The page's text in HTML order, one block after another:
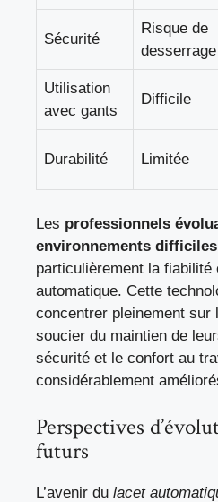
Sécurité
Risque de
desserrage
Utilisation
avec gants
Difficile
Durabilité Limitée
Les professionnels
environnements difficiles
particulièrement la
automatique. Cette
concentrer pleinement
soucier du maintien de
sécurité et le confort au
considérablement
Perspectives
futurs
L’avenir du lacet